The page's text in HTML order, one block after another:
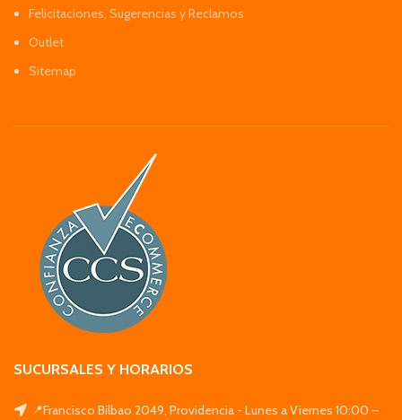
Felicitaciones, Sugerencias y Reclamos
Outlet
Sitemap
SUCURSALES Y HORARIOS
📍Francisco Bilbao 2049, Providencia - Lunes a Viernes 10:00 –